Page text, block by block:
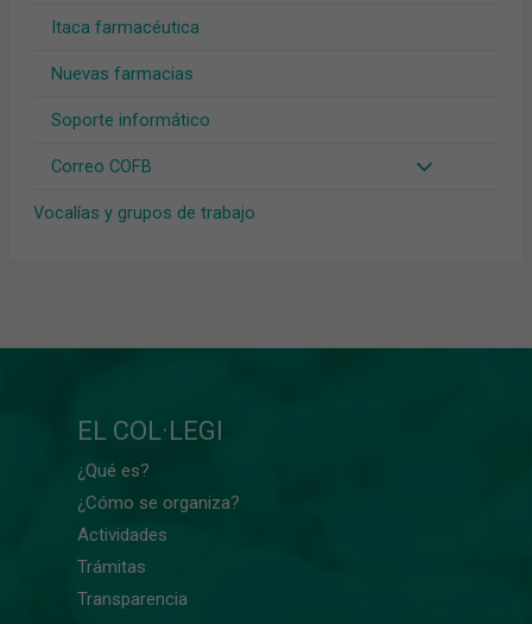
Itaca farmacéutica
Nuevas farmacias
Soporte informático
Correo COFB
Vocalías y grupos de trabajo
EL COL·LEGI
¿Qué es?
¿Cómo se organiza?
Actividades
Trámitas
Transparencia